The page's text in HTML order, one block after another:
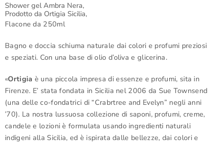
Shower gel Ambra Nera,
Prodotto da Ortigia Sicilia,
Flacone da 250ml
Bagno e doccia schiuma naturale dai colori e profumi preziosi
e speziati. Con una base di olio d’oliva e glicerina.
«Ortigia è una piccola impresa di essenze e profumi, sita in
Firenze. E’ stata fondata in Sicilia nel 2006 da Sue Townsend
(una delle co-fondatrici di “Crabrtree and Evelyn” negli anni
’70). La nostra lussuosa collezione di saponi, profumi, creme,
candele e lozioni è formulata usando ingredienti naturali
indigeni alla Sicilia, ed è ispirata dalle bellezze, dai colori e